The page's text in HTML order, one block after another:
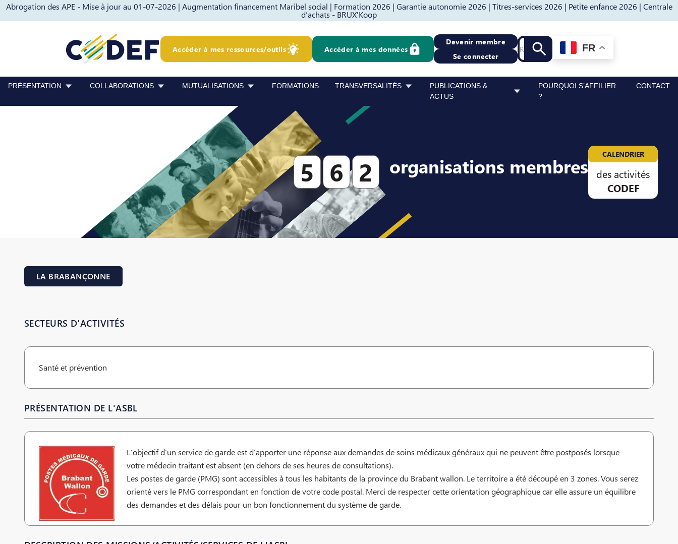
Abrogation des APE - Mise à jour au 01-07-2026 | Augmentation financement Maribel social | Formation 2026 | Garantie autonomie 2026 | Titres-services 2026 | Petite enfance 2026 | Centrale
d’achats - BRUX'Koop
Passer au contenu Passer au pied de page
Accéder à mes ressources/outils Accéder à mes données
Devenir membre
Se connecter
Recherche
Lancer la recherche
FR
PRÉSENTATION COLLABORATIONS MUTUALISATIONS FORMATIONS TRANSVERSALITÉS
PUBLICATIONS &
ACTUS
POURQUOI S’AFFILIER
?
CONTACT
5 6 2 organisations membres CALENDRIER
des activités
CODEF
LA BRABANÇONNE
SECTEURS D'ACTIVITÉS
Santé et prévention
PRÉSENTATION DE L'ASBL
L’objectif d’un service de garde est d’apporter une réponse aux demandes de soins médicaux généraux qui ne peuvent être postposés lorsque
votre médecin traitant est absent (en dehors de ses heures de consultations).
Les postes de garde (PMG) sont accessibles à tous les habitants de la province du Brabant wallon. Le territoire a été découpé en 3 zones. Vous serez
orienté vers le PMG correspondant en fonction de votre code postal. Merci de respecter cette orientation géographique car elle assure un équilibre
des demandes et des délais pour un bon fonctionnement du système de garde.